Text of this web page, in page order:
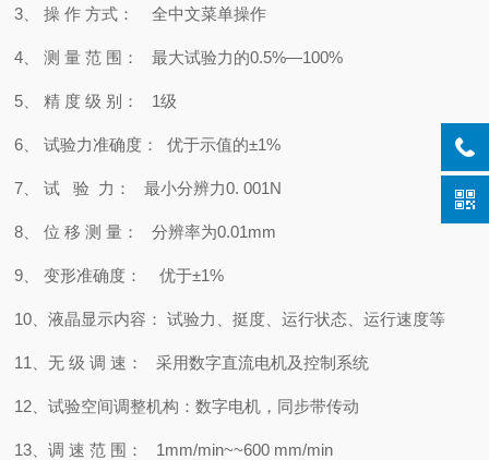
3、 操 作 方式： 全中文菜单操作
4、 测 量 范 围： 最大试验力的0.5%—100%
5、 精 度 级 别： 1级
6、 试验力准确度： 优于示值的±1%
7、 试 验 力： 最小分辨力0. 001N
8、 位 移 测 量： 分辨率为0.01mm
9、 变形准确度： 优于±1%
10、液晶显示内容： 试验力、挺度、运行状态、运行速度等
11、无 级 调 速： 采用数字直流电机及控制系统
12、试验空间调整机构：数字电机，同步带传动
13、调 速 范 围： 1mm/min~~600 mm/min